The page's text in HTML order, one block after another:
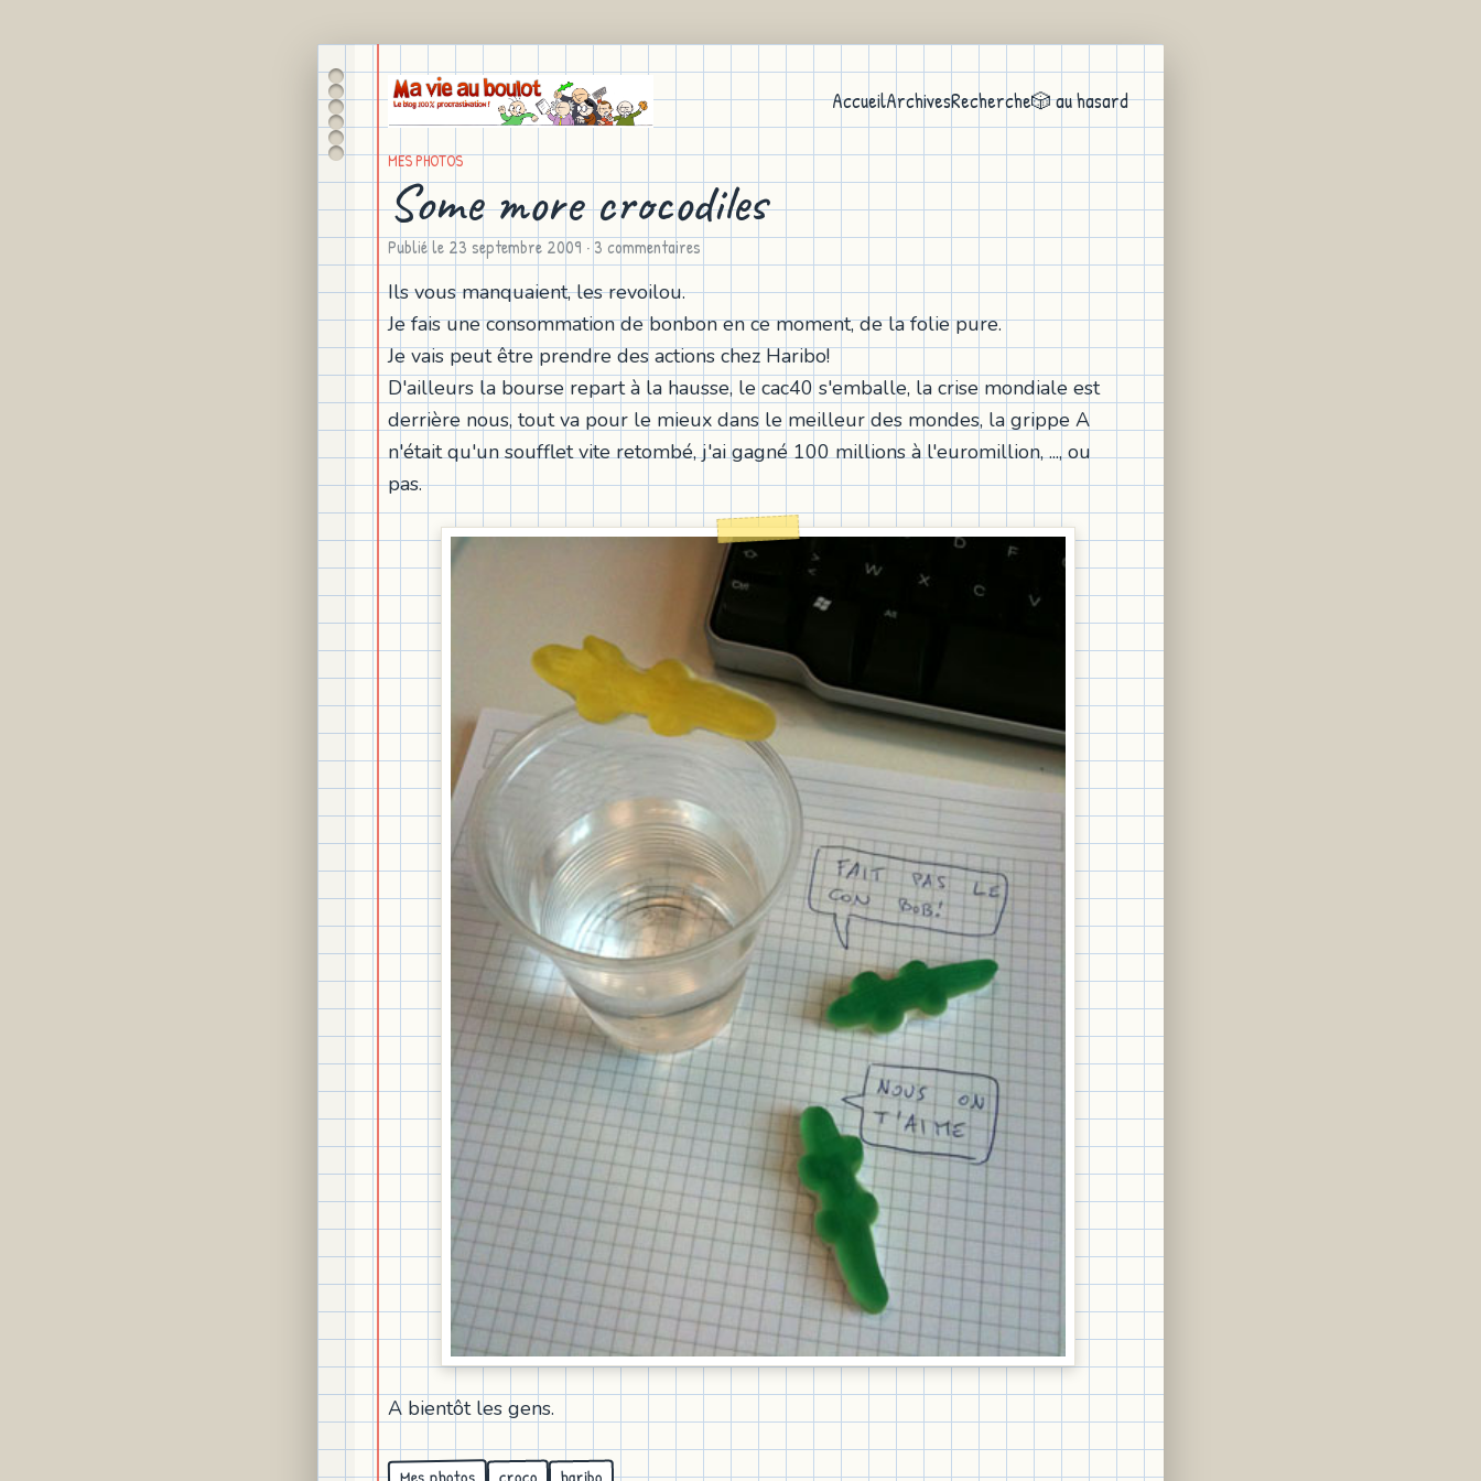
AccueilArchivesRecherche🎲 au hasard
MES PHOTOS
Some more crocodiles
Publié le 23 septembre 2009 · 3 commentaires
Ils vous manquaient, les revoilou.
Je fais une consommation de bonbon en ce moment, de la folie pure.
Je vais peut être prendre des actions chez Haribo!
D'ailleurs la bourse repart à la hausse, le cac40 s'emballe, la crise mondiale est
derrière nous, tout va pour le mieux dans le meilleur des mondes, la grippe A
n'était qu'un soufflet vite retombé, j'ai gagné 100 millions à l'euromillion, ..., ou
pas.
A bientôt les gens.